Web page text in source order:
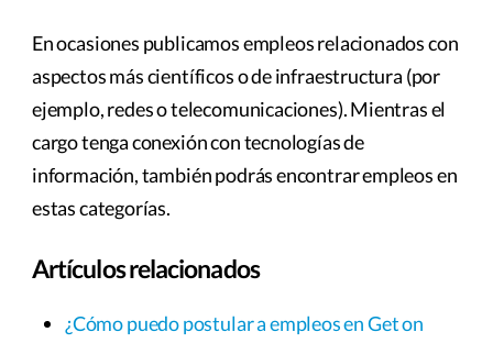
En ocasiones publicamos empleos relacionados con
aspectos más científicos o de infraestructura (por
ejemplo, redes o telecomunicaciones). Mientras el
cargo tenga conexión con tecnologías de
información, también podrás encontrar empleos en
estas categorías.
Artículos relacionados
¿Cómo puedo postular a empleos en Get on